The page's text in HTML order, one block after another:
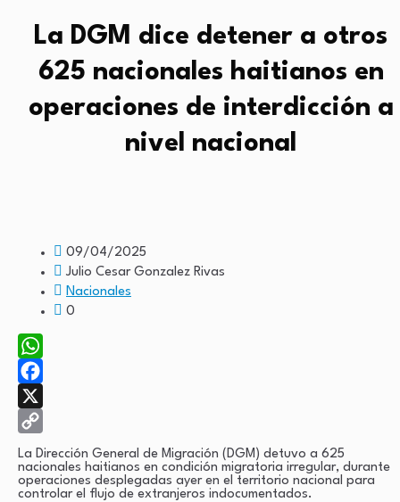
La DGM dice detener a otros
625 nacionales haitianos en
operaciones de interdicción a
nivel nacional
09/04/2025
Julio Cesar Gonzalez Rivas
Nacionales
0
WhatsApp
Facebook
X
Copy
Link
La Dirección General de Migración (DGM) detuvo a 625
nacionales haitianos en condición migratoria irregular, durante
operaciones desplegadas ayer en el territorio nacional para
controlar el flujo de extranjeros indocumentados.